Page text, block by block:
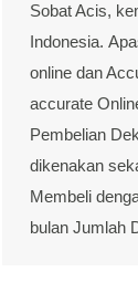
Sobat Acis,
Indonesia.
online dan
accurate
Pembelian
dikenakan
Membeli
bulan Jumlah